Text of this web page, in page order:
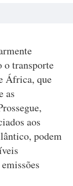
o transporte
África, que
as
aos
podem